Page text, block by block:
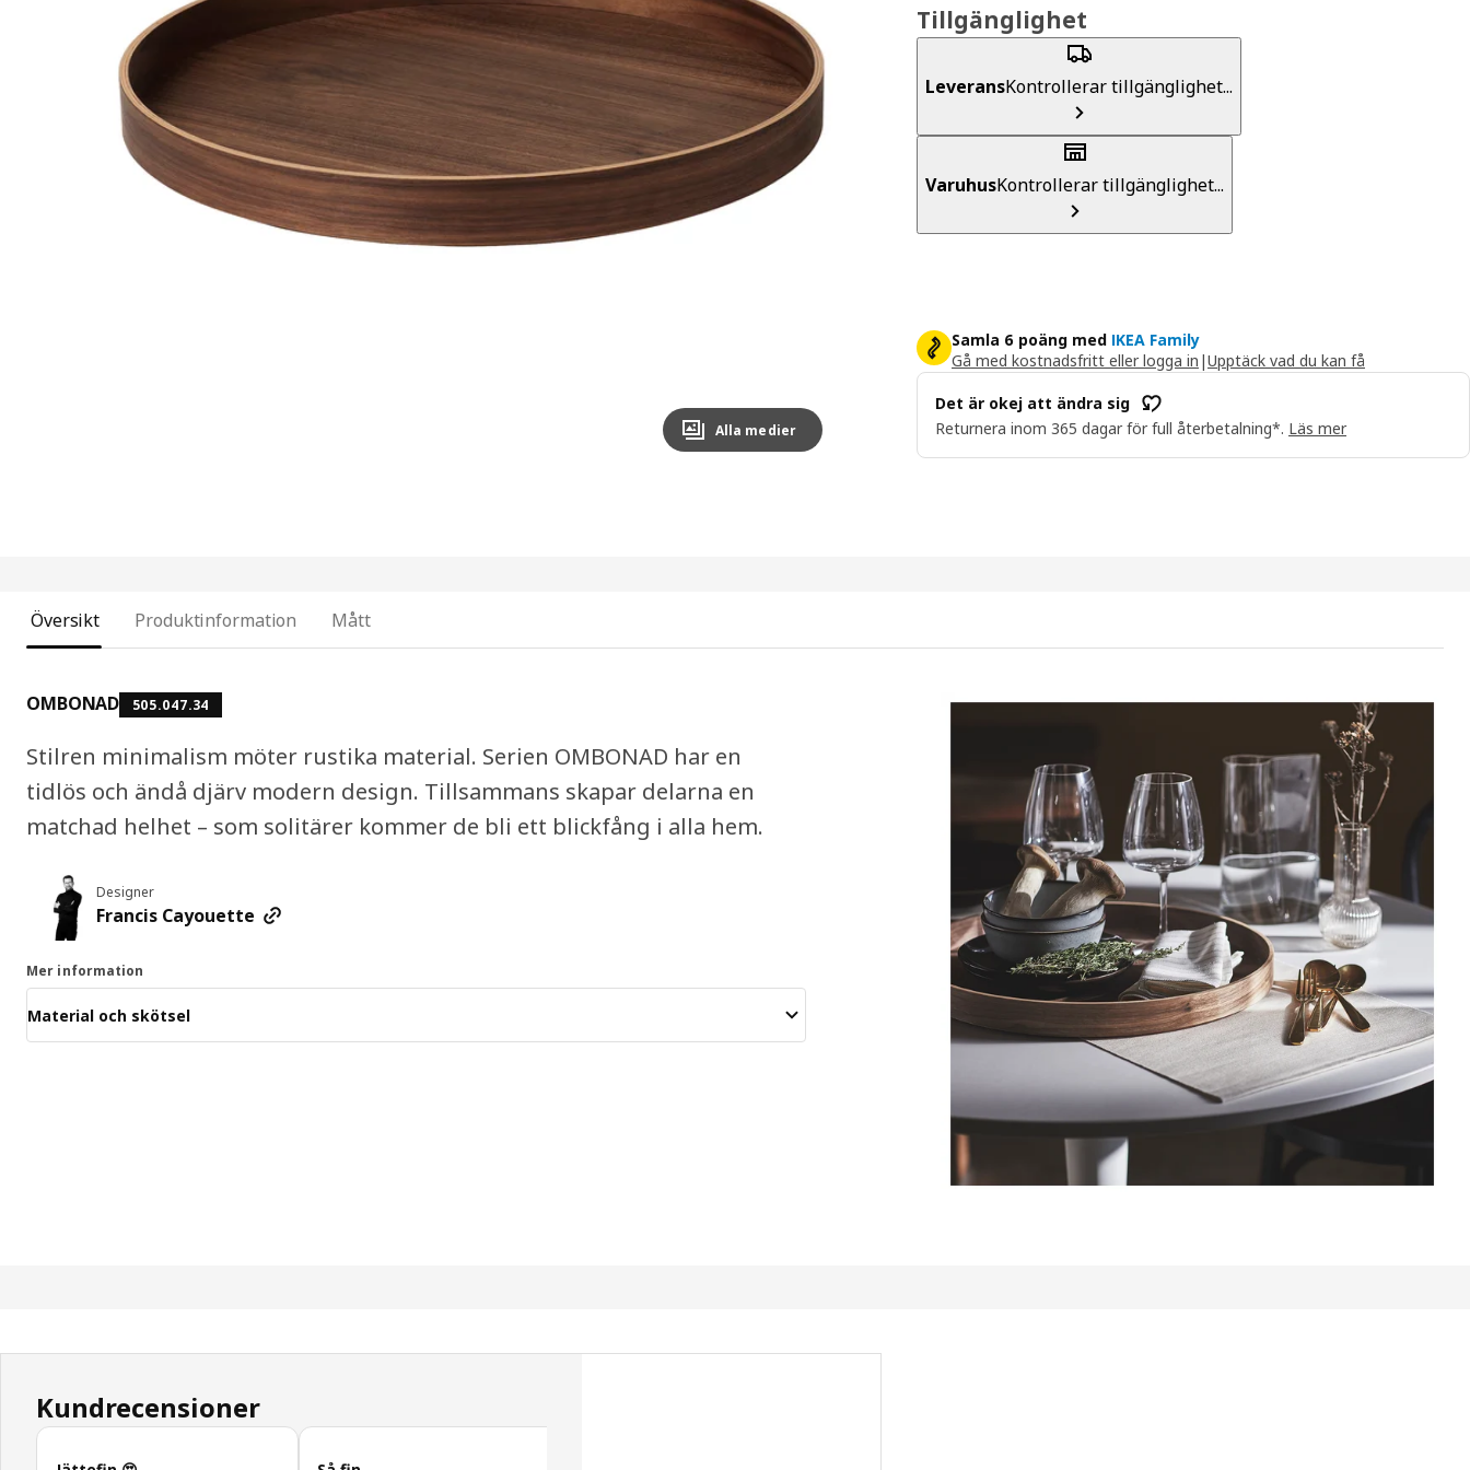
Image zoomed out, normal view
Alla medier
Tillgänglighet
LeveransKontrollerar tillgänglighet...
VaruhusKontrollerar tillgänglighet...
Samla 6 poäng med IKEA Family
Gå med kostnadsfritt eller logga in |Upptäck vad du kan få
Det är okej att ändra sig
Returnera inom 365 dagar för full återbetalning*. Läs mer
Översikt Produktinformation Mått
OMBONAD 505.047.34
Stilren minimalism möter rustika material. Serien OMBONAD har en
tidlös och ändå djärv modern design. Tillsammans skapar delarna en
matchad helhet – som solitärer kommer de bli ett blickfång i alla hem.
Designer
Francis Cayouette
Mer information
Material och skötsel
Kundrecensioner
Hoppa över